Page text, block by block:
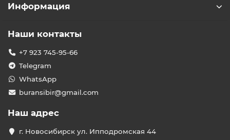
Информация
Наши контакты
+7 923 745-95-66
Telegram
WhatsApp
buransibir@gmail.com
Наш адрес
г. Новосибирск ул. Ипподромская 44